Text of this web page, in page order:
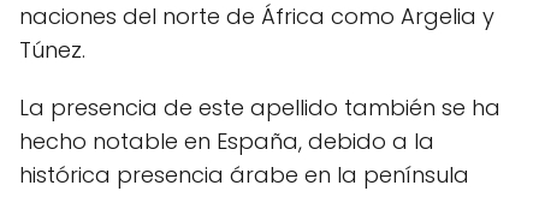
naciones del norte de África como Argelia y
Túnez.
La presencia de este apellido también se ha
hecho notable en España, debido a la
histórica presencia árabe en la península